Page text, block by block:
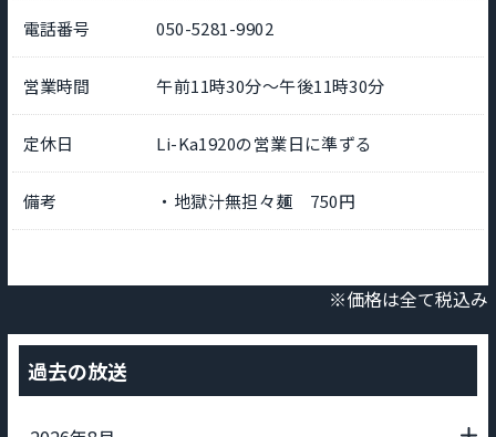
電話番号 050-5281-9902
営業時間 午前11時30分～午後11時30分
定休日 Li-Ka1920の営業日に準ずる
備考 ・地獄汁無担々麺 750円
※価格は全て税込み
過去の放送